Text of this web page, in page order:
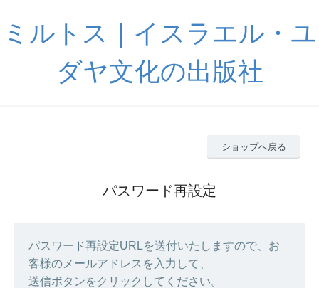
ミルトス｜イスラエル・ユ
ダヤ文化の出版社
ショップへ戻る
パスワード再設定
パスワード再設定URLを送付いたしますので、お
客様のメールアドレスを入力して、
送信ボタンをクリックしてください。